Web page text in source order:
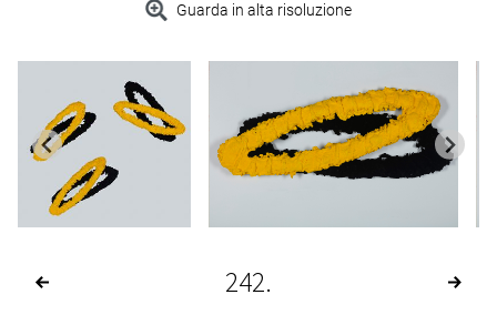
Guarda in alta risoluzione
242